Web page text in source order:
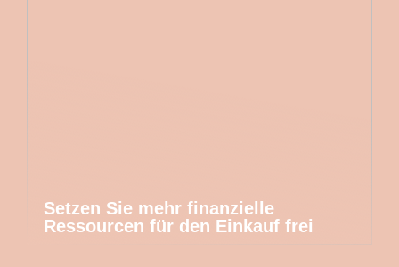
Setzen Sie mehr finanzielle
Ressourcen für den Einkauf frei